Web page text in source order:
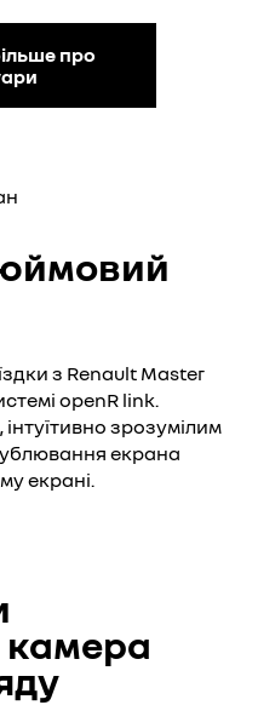
про
з Renault Master
openR link.
зрозумілим
екрана
екрані.
камера